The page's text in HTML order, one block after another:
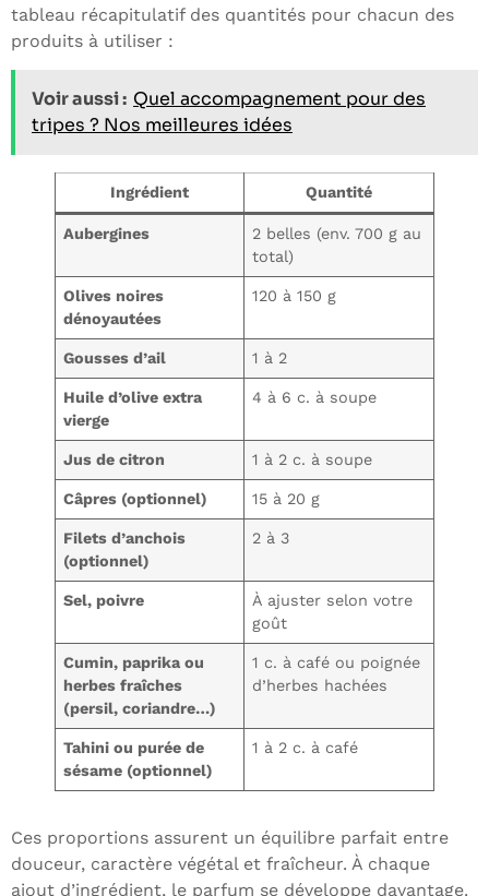
tableau récapitulatif des quantités pour chacun des
produits à utiliser :
Voir aussi : Quel accompagnement pour des
tripes ? Nos meilleures idées
Ingrédient Quantité
Aubergines
2 belles (env. 700 g au
total)
Olives noires
dénoyautées
120 à 150 g
Gousses d’ail 1 à 2
Huile d’olive extra
vierge
4 à 6 c. à soupe
Jus de citron 1 à 2 c. à soupe
Câpres (optionnel) 15 à 20 g
Filets d’anchois
(optionnel)
2 à 3
Sel, poivre
À ajuster selon votre
goût
Cumin, paprika ou
herbes fraîches
(persil, coriandre…)
1 c. à café ou poignée
d’herbes hachées
Tahini ou purée de
sésame (optionnel)
1 à 2 c. à café
Ces proportions assurent un équilibre parfait entre
douceur, caractère végétal et fraîcheur. À chaque
ajout d’ingrédient, le parfum se développe davantage.